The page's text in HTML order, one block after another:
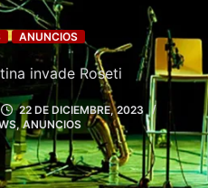
ANUNCIOS
invade Roseti
22 DE DICIEMBRE, 2023
,ANUNCIOS